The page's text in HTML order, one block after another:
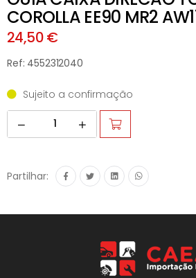
COROLLA EE90 MR2
24,50 €
Ref: 4552312040
Sujeito a confirmação
Partilhar: